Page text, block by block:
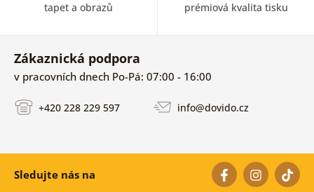
tapet a obrazů prémiová kvalita tisku
Zákaznická podpora
v pracovních dnech Po-Pá: 07:00 - 16:00
+420 228 229 597 info@dovido.cz
Sledujte nás na